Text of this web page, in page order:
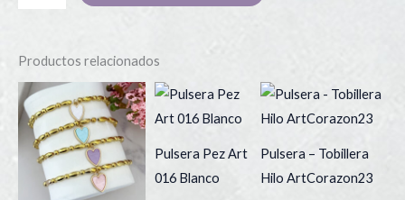
Productos relacionados
Este
producto
Pulsera Pez Art
016 Blanco
Pulsera – Tobillera
Hilo ArtCorazon23